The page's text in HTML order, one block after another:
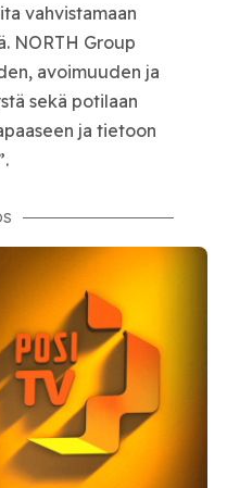
vahvistamaan
NORTH Group
avoimuuden ja
sekä potilaan
ja tietoon